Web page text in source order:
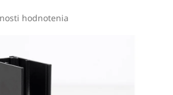
hodnotenia